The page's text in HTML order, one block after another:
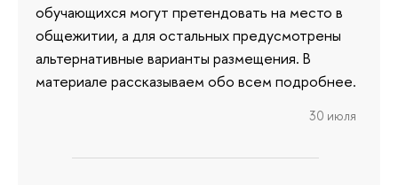
обучающихся могут претендовать на место в
общежитии, а для остальных предусмотрены
альтернативные варианты размещения. В
материале рассказываем обо всем подробнее.
30 июля